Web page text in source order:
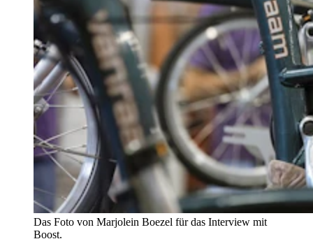
Das Foto von Marjolein Boezel für das Interview mit
Boost.